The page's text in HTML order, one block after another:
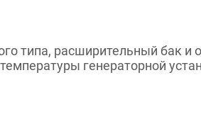
типа, расширительный бак и
генераторной